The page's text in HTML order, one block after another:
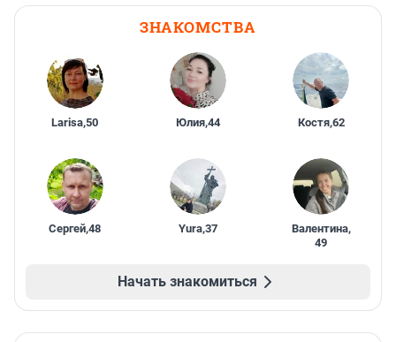
ЗНАКОМСТВА
Larisa,50 Юлия,44 Костя,62
Сергей,48 Yura,37 Валентина,
49
Начать знакомиться